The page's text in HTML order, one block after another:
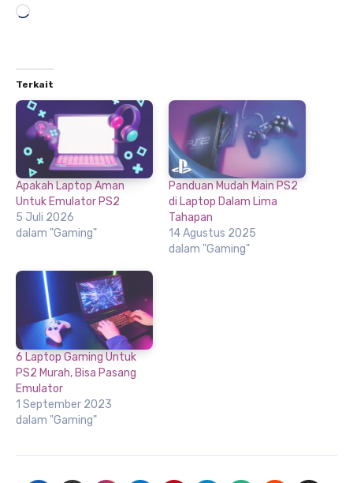
Memuat...
Terkait
Apakah Laptop Aman
Untuk Emulator PS2
5 Juli 2026
dalam "Gaming"
Panduan Mudah Main PS2
di Laptop Dalam Lima
Tahapan
14 Agustus 2025
dalam "Gaming"
6 Laptop Gaming Untuk
PS2 Murah, Bisa Pasang
Emulator
1 September 2023
dalam "Gaming"